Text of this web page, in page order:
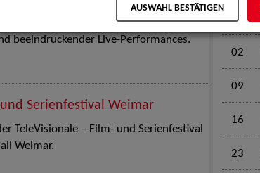
Familien. Die Stuttgart Street Art
von12 bis 18 Uhr in eine große Open-
beeindruckender Live-Performances.
Serienfestival Weimar
TeleVisionale – Film- und Serienfestival
Weimar.
02
09
16
23
AUSWAHL BESTÄTIGEN